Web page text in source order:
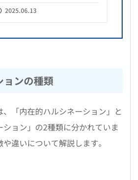
2025.06.13
ョンの種類
「内在的ハルシネーション」と
ション」の2種類に分かれていま
違いについて解説します。